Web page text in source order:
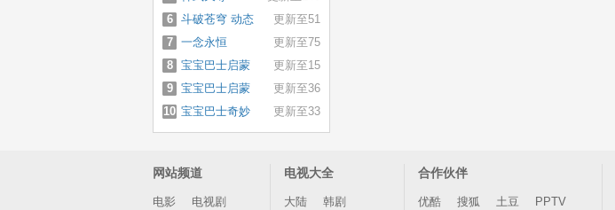
6
斗破苍穹 动态
漫画 第4季
更新至51
7
一念永恒
更新至75
8
宝宝巴士启蒙
音乐剧之救援
队出动
更新至15
9
宝宝巴士启蒙
音乐剧之细菌
来了
更新至36
10 宝宝巴士奇妙
大冒险
更新至33
网站频道
电影 电视剧
电视大全
大陆 韩剧
合作伙伴
优酷 搜狐 土豆 PPTV